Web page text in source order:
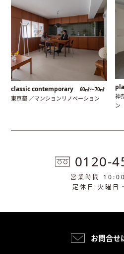
classic contemporary 60㎡〜70㎡
東京都 ／マンションリノベーション
神
ン
0120-
営業時間
定休日 火曜日
お問合せ